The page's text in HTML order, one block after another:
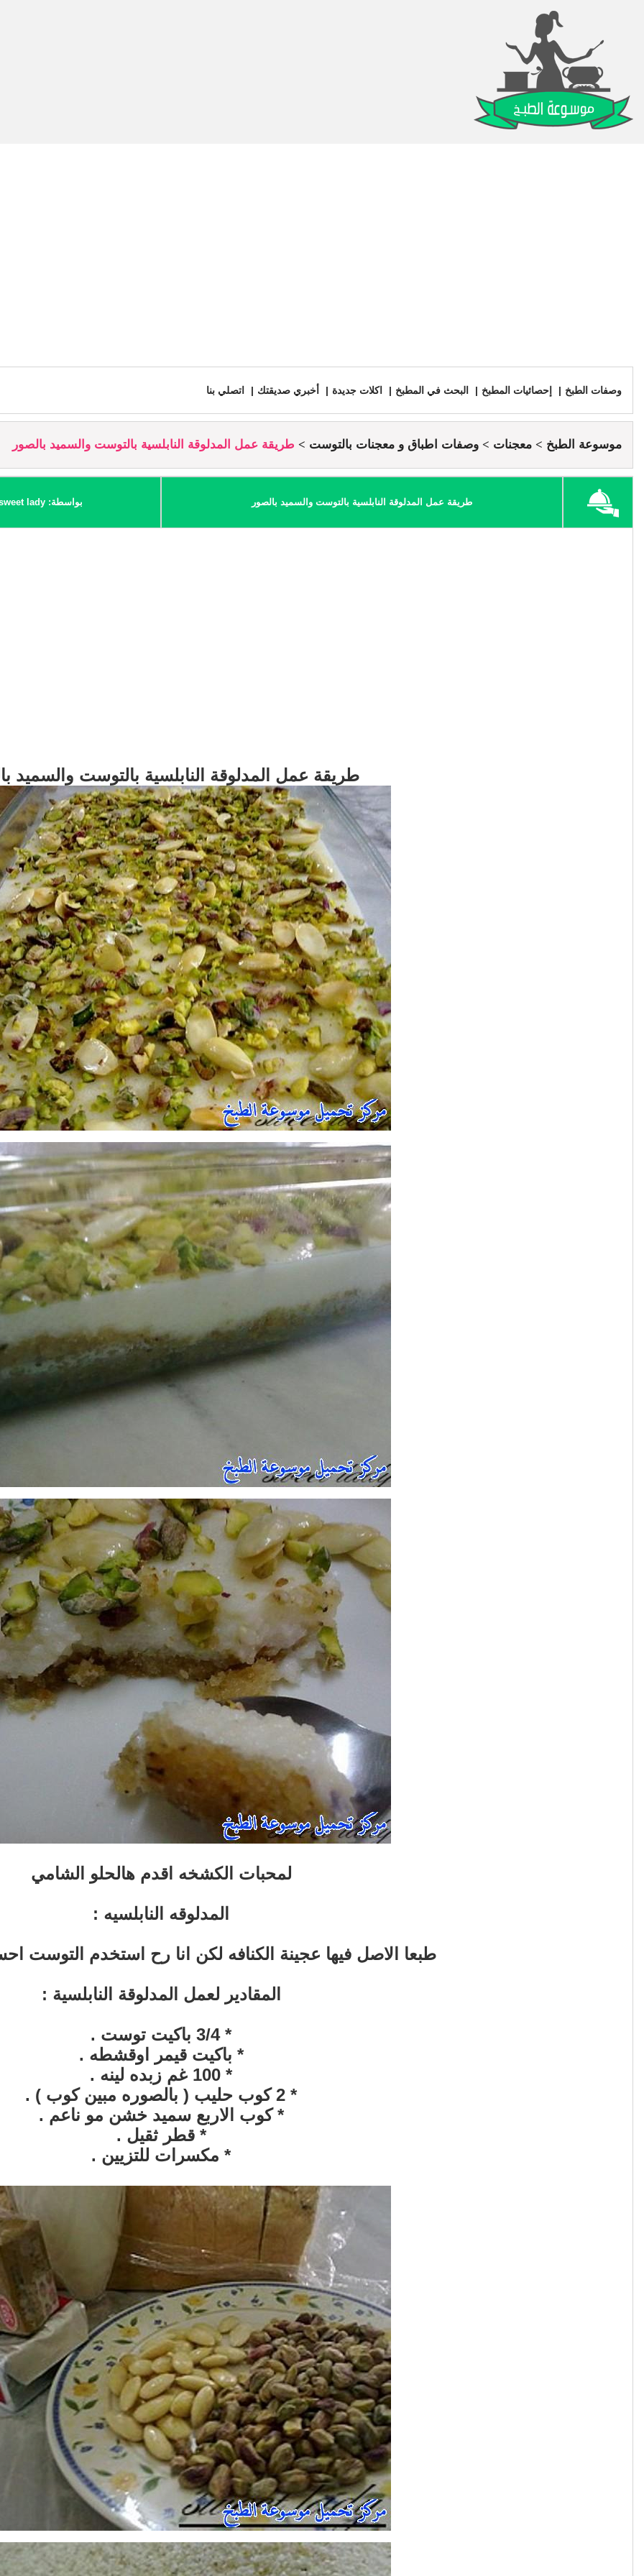
وصفات الطبخ إحصائيات المطبخ البحث في المطبخ اكلات جديدة أخبري صديقتك اتصلي بنا
موسوعة الطبخ معجنات وصفات اطباق و معجنات بالتوست طريقة عمل المدلوقة النابلسية بالتوست والسميد بالصور
طريقة عمل المدلوقة النابلسية بالتوست والسميد بالصور بواسطة: sweet lady
طريقة عمل المدلوقة النابلسية بالتوست والسميد
لمحبات الكشخه اقدم هالحلو الشامي
المدلوقه النابلسيه :
طبعا الاصل فيها عجينة الكنافه لكن انا رح استخدم التوست
المقادير لعمل المدلوقة النابلسية :
* 3/4 باكيت توست .
* باكيت قيمر اوقشطه .
* 100 غم زبده لينه .
* 2 كوب حليب ( بالصوره مبين كوب ) .
* كوب الاربع سميد خشن مو ناعم .
* قطر ثقيل .
* مكسرات للتزيين .